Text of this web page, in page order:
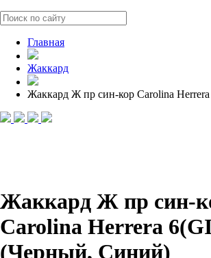
Главная
Жаккард
Жаккард Ж пр син-кор Carolina
Жаккард Ж пр син-
Carolina Herrera
(Черный, Синий)